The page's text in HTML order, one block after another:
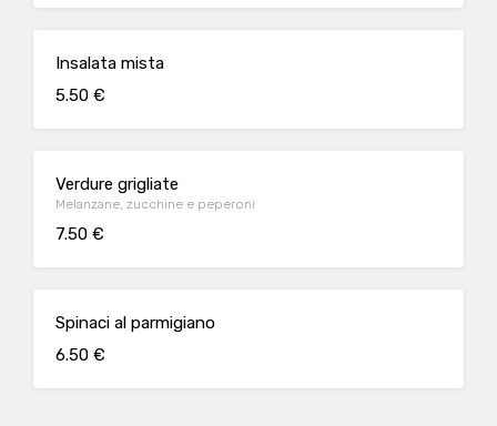
Insalata mista
5.50 €
Verdure grigliate
Melanzane, zucchine e peperoni
7.50 €
Spinaci al parmigiano
6.50 €